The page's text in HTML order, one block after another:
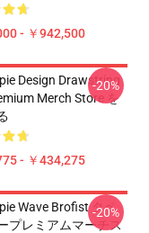
- ￥942,500
Design Drawstring
Merch Store を
- ￥434,275
-20%
Wave Brofist タペ
プレミアムマーチス
-20%